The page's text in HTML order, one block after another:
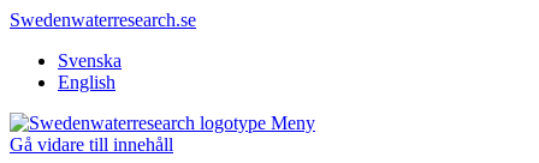
Swedenwaterresearch.se
Svenska
English
Meny
Gå vidare till innehåll